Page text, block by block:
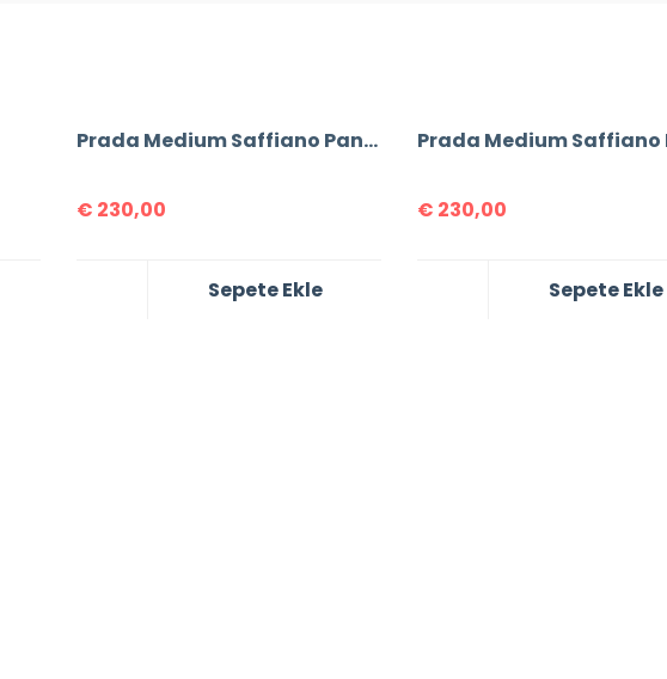
Prada Medium Saffiano Panier Bag
€ 230,00
Sepete Ekle
€ 230,00
Sepete Ekle